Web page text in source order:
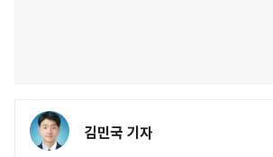
김민국 기자